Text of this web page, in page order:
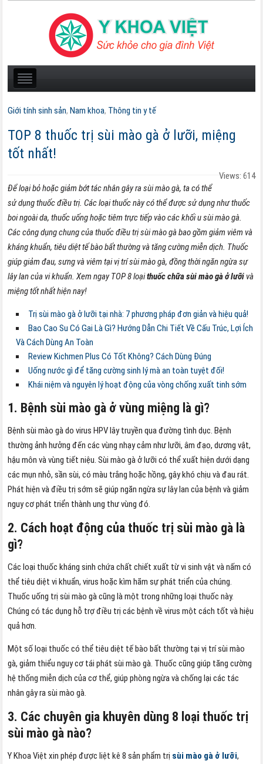
Giới tính sinh sản,Nam khoa, Thông tin y tế
TOP 8 thuốc trị sùi mào gà ở lưỡi, miệng
tốt nhất!
Views: 614
Để loại bỏ hoặc giảm bớt tác nhân gây ra sùi mào gà, ta có thể
sử dụng thuốc điều trị. Các loại thuốc này có thể được sử dụng như thuốc
boi ngoài da, thuốc uống hoặc tiêm trực tiếp vào các khối u sùi mào gà.
Các công dụng chung của thuốc điều trị sùi mào gà bao gồm giảm viêm và
kháng khuẩn, tiêu diệt tế bào bất thường và tăng cường miễn dịch. Thuốc
giúp giảm đau, sưng và viêm tại vị trí sùi mào gà, đồng thời ngăn ngừa sự
lây lan của vi khuẩn. Xem ngay TOP 8 loạithuốc chữa sùi mào gà ở lưỡi và
miệng tốt nhất hiện nay!
Trị sùi mào gà ở lưỡi tại nhà: 7 phương pháp đơn giản và hiệu quả!
Bao Cao Su Có Gai Là Gì? Hướng Dẫn Chi Tiết Về Cấu Trúc, Lợi Ích
Và Cách Dùng An Toàn
Review Kichmen Plus Có Tốt Không? Cách Dùng Đúng
Uống nước gì để tăng cường sinh lý mà an toàn tuyệt đối!
Khái niệm và nguyên lý hoạt động của vòng chống xuất tinh sớm
1. Bệnh sùi mào gà ở vùng miệng là gì?
Bệnh sùi mào gà do virus HPV lây truyền qua đường tình dục. Bệnh
thường ảnh hưởng đến các vùng nhạy cảm như lưỡi, âm đạo, dương vật,
hậu môn và vùng tiết niệu. Sùi mào gà ở lưỡi có thể xuất hiện dưới dạng
các mụn nhỏ, sần sùi, có màu trắng hoặc hồng, gây khó chịu và đau rát.
Phát hiện và điều trị sớm sẽ giúp ngăn ngừa sự lây lan của bệnh và giảm
nguy cơ phát triển thành ung thư vùng đó.
2. Cách hoạt động của thuốc trị sùi mào gà là
gì?
Các loại thuốc kháng sinh chứa chất chiết xuất từ vi sinh vật và nấm có
thể tiêu diệt vi khuẩn, virus hoặc kìm hãm sự phát triển của chúng.
Thuốc uống trị sùi mào gà cũng là một trong những loại thuốc này.
Chúng có tác dụng hỗ trợ điều trị các bệnh về virus một cách tốt và hiệu
quả hơn.
Một số loại thuốc có thể tiêu diệt tế bào bất thường tại vị trí sùi mào
gà, giảm thiểu nguy cơ tái phát sùi mào gà. Thuốc cũng giúp tăng cường
hệ thống miễn dịch của cơ thể, giúp phòng ngừa và chống lại các tác
nhân gây ra sùi mào gà.
3. Các chuyên gia khuyên dùng 8 loại thuốc trị
sùi mào gà nào?
Y Khoa Việt xin phép được liệt kê 8 sản phẩm trị sùi mào gà ở lưỡi,